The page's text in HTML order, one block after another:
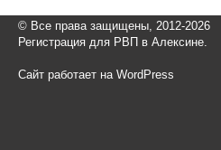
© Все права защищены, 2012-2026
Регистрация для РВП в Алексине.
Сайт работает на WordPress